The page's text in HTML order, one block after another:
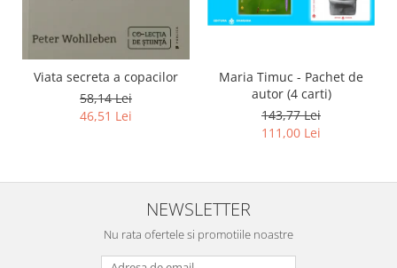
Viata secreta a copacilor
58,14 Lei
46,51 Lei
Maria Timuc - Pachet de
autor (4 carti)
143,77 Lei
111,00 Lei
NEWSLETTER
Nu rata ofertele si promotiile noastre